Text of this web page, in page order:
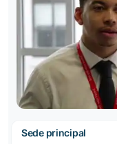
Sede principal